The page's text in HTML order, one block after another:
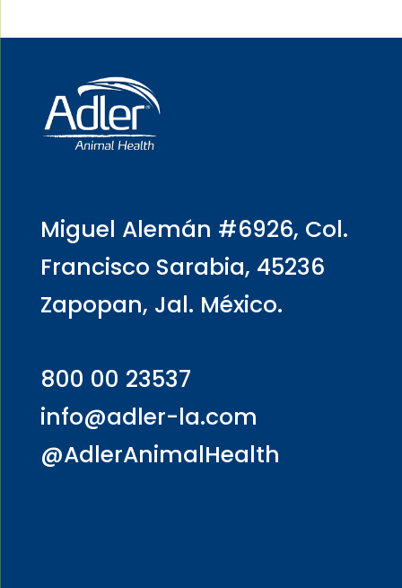
Miguel Alemán #6926, Col.
Francisco Sarabia, 45236
Zapopan, Jal. México.
800 00 23537
info@adler-la.com
@AdlerAnimalHealth